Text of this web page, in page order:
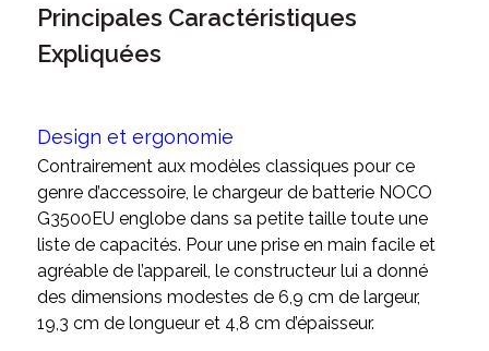
Principales Caractéristiques
Expliquées
Design et ergonomie
Contrairement aux modèles classiques pour ce
genre d’accessoire, le chargeur de batterie NOCO
G3500EU englobe dans sa petite taille toute une
liste de capacités. Pour une prise en main facile et
agréable de l’appareil, le constructeur lui a donné
des dimensions modestes de 6,9 cm de largeur,
19,3 cm de longueur et 4,8 cm d’épaisseur.